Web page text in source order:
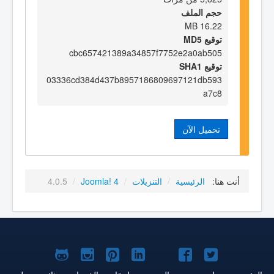
حجم الملف
16.22 MB
توقيع MD5
cbc657421389a34857f7752e2a0ab505
توقيع SHA1
03336cd384d437b8957186809697121db593
a7c8
تحميل الآن
أنت هنا: الرئيسية / التنزيلات /
Joomla! 4
/
4.0.5
Joomla!
Joomla!
Joomla!
Joomla!